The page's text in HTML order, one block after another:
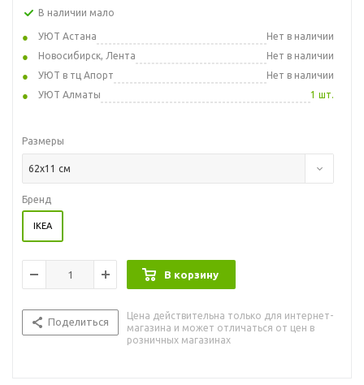
В наличии мало
УЮТ Астана
Нет в наличии
Новосибирск, Лента
Нет в наличии
УЮТ в тц Апорт
Нет в наличии
УЮТ Алматы
1 шт.
Размеры
62x11 см
Бренд
IKEA
В корзину
Поделиться
Цена действительна только для интернет-
магазина и может отличаться от цен в
розничных магазинах